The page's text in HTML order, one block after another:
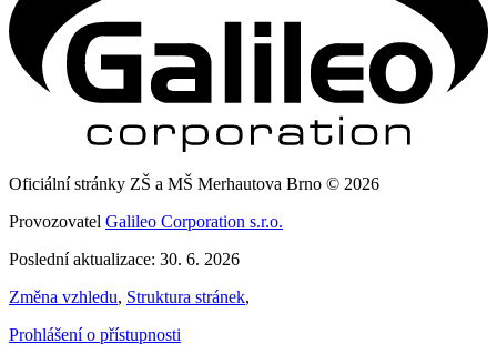
Oficiální stránky ZŠ a MŠ Merhautova Brno © 2026
Provozovatel Galileo Corporation s.r.o.
Poslední aktualizace: 30. 6. 2026
Změna vzhledu, Struktura stránek,
Prohlášení o přístupnosti